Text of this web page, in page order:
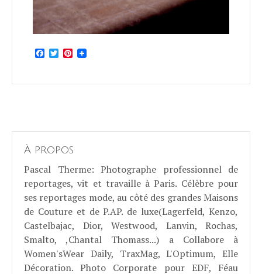
Facebook
TwitterPinterest
À propos
Pascal Therme: Photographe professionnel de
reportages, vit et travaille à Paris. Célèbre pour
ses reportages mode, au côté des grandes Maisons
de Couture et de P.AP. de luxe(Lagerfeld, Kenzo,
Castelbajac, Dior, Westwood, Lanvin, Rochas,
Smalto, ,Chantal Thomass...) a Collabore à
Women'sWear Daily, TraxMag, L'Optimum, Elle
Décoration. Photo Corporate pour EDF, Féau